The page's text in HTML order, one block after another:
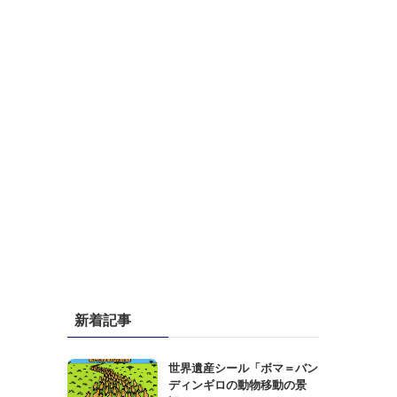
新着記事
世界遺産シール「ボマ＝バン
ディンギロの動物移動の景